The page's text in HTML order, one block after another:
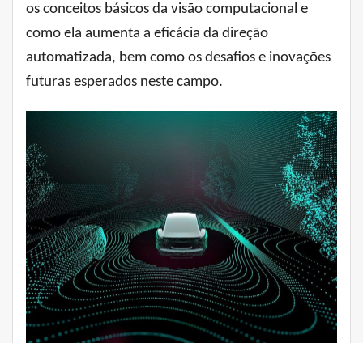
os conceitos básicos da visão computacional e
como ela aumenta a eficácia da direção
automatizada, bem como os desafios e inovações
futuras esperados neste campo.